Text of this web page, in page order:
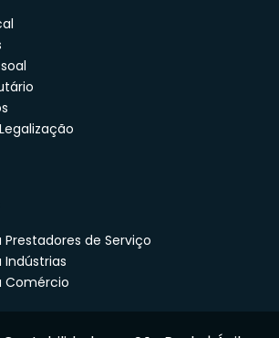
de Serviço
Comércio